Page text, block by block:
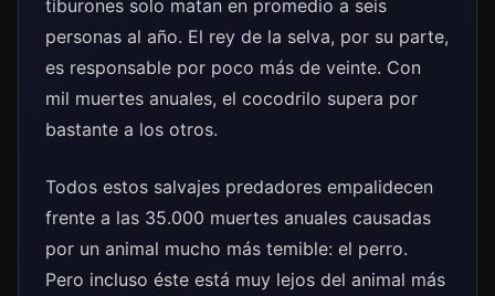
tiburones solo matan en promedio a seis
personas al año. El rey de la selva, por su parte,
es responsable por poco más de veinte. Con
mil muertes anuales, el cocodrilo supera por
bastante a los otros.
Todos estos salvajes predadores empalidecen
frente a las 35.000 muertes anuales causadas
por un animal mucho más temible: el perro.
Pero incluso éste está muy lejos del animal más